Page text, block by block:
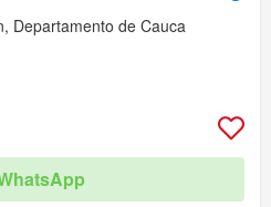
Departamento de Cauca